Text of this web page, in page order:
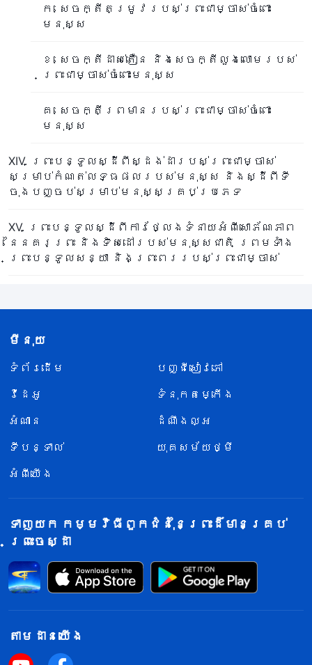
ក. សេចក្តីតម្រូវរបស់ព្រះជាម្ចាស់ចំពោះ
មនុស្ស
ខ. សេចក្តីដាស់តឿន និងសេចក្តីលួងលោមរបស់
ព្រះជាម្ចាស់ចំពោះមនុស្ស
គ. សេចក្តីព្រមានរបស់ព្រះជាម្ចាស់ចំពោះ
មនុស្ស
XIV. ព្រះបន្ទូលស្ដីពីស្ដង់ដារបស់ព្រះជាម្ចាស់
សម្រាប់កំណត់លទ្ធផលរបស់មនុស្ស និងស្ដីពីទី
ចុងបញ្ចប់សម្រាប់មនុស្សគ្រប់ប្រភេទ
XV. ព្រះបន្ទូលស្ដីពីការថ្លែងទំនាយអំពីសោភ័ណភាព
នៃនគរព្រះ និងទិសដៅរបស់មនុស្សជាតិ ព្រមទាំង
ព្រះបន្ទូលសន្យា និងព្រះពររបស់ព្រះជាម្ចាស់
មីនុយ
ទំព័រ​ដើម
បញ្ជីសៀវភៅ
វីដេអូ
ទំនុកតម្កើង
អំណាន
ដំណឹងល្អ
ទីបន្ទាល់
យុគសម័យថ្មី
អំពីយើង
ទាញយក កម្មវិធីពួកជំនុំនៃព្រះដ៏មានគ្រប់
ព្រះចេស្ដា
តាម​ដាន​យើង​